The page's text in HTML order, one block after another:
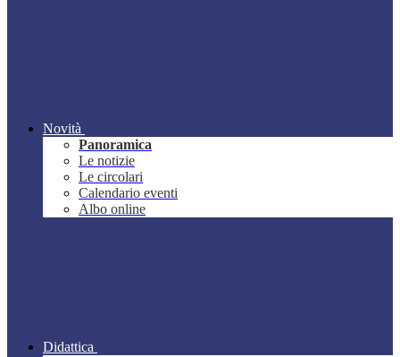
Novità
Panoramica
Le notizie
Le circolari
Calendario eventi
Albo online
Didattica